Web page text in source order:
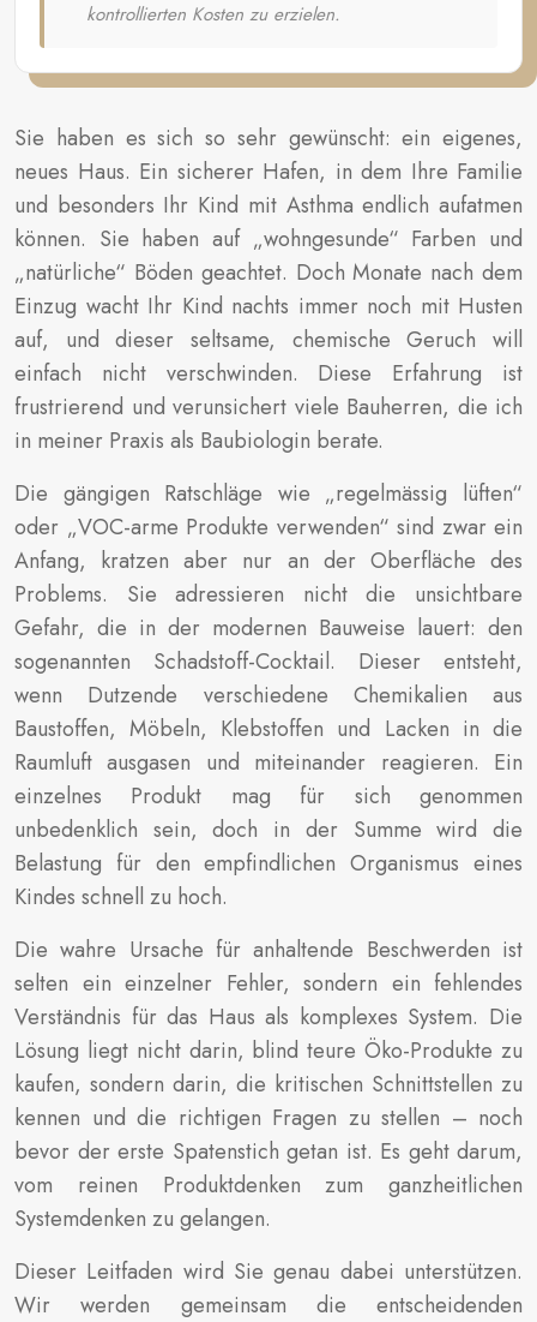
kontrollierten Kosten zu erzielen.
Sie haben es sich so sehr gewünscht: ein eigenes,
neues Haus. Ein sicherer Hafen, in dem Ihre Familie
und besonders Ihr Kind mit Asthma endlich aufatmen
können. Sie haben auf „wohngesunde“ Farben und
„natürliche“ Böden geachtet. Doch Monate nach dem
Einzug wacht Ihr Kind nachts immer noch mit Husten
auf, und dieser seltsame, chemische Geruch will
einfach nicht verschwinden. Diese Erfahrung ist
frustrierend und verunsichert viele Bauherren, die ich
in meiner Praxis als Baubiologin berate.
Die gängigen Ratschläge wie „regelmässig lüften“
oder „VOC-arme Produkte verwenden“ sind zwar ein
Anfang, kratzen aber nur an der Oberfläche des
Problems. Sie adressieren nicht die unsichtbare
Gefahr, die in der modernen Bauweise lauert: den
sogenannten Schadstoff-Cocktail. Dieser entsteht,
wenn Dutzende verschiedene Chemikalien aus
Baustoffen, Möbeln, Klebstoffen und Lacken in die
Raumluft ausgasen und miteinander reagieren. Ein
einzelnes Produkt mag für sich genommen
unbedenklich sein, doch in der Summe wird die
Belastung für den empfindlichen Organismus eines
Kindes schnell zu hoch.
Die wahre Ursache für anhaltende Beschwerden ist
selten ein einzelner Fehler, sondern ein fehlendes
Verständnis für das Haus als komplexes System. Die
Lösung liegt nicht darin, blind teure Öko-Produkte zu
kaufen, sondern darin, die kritischen Schnittstellen zu
kennen und die richtigen Fragen zu stellen – noch
bevor der erste Spatenstich getan ist. Es geht darum,
vom reinen Produktdenken zum ganzheitlichen
Systemdenken zu gelangen.
Dieser Leitfaden wird Sie genau dabei unterstützen.
Wir werden gemeinsam die entscheidenden